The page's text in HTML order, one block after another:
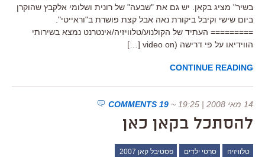
בשיר" מציג בקאן. יש גם את "שבעה" של רונית ושלומי אלקבץ שהוקרן
ביום שישי וקיבל ביקורת נאה אבל קצת פושרת ב"וראייטי".
========= העתיד של הקולנוע/טלוויזיה/אינטרנט נמצא בשירותי
הווידיאו על פי דרישה (video on […]
CONTINUE READING
14 מאי 2008 | 19:25 ~
19 COMMENTS
להסתכל בקאן כאן
טלוויזיה סרטי ילדים פסטיבל קאן 2007